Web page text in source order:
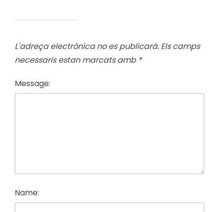
L'adreça electrònica no es publicarà. Els camps
necessaris estan marcats amb *
Message:
Name: